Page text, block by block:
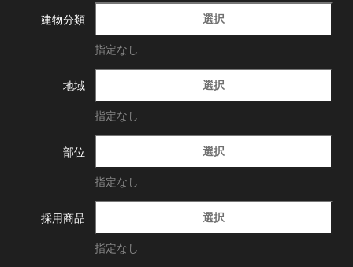
建物分類 選択
指定なし
地域 選択
指定なし
部位 選択
指定なし
採用商品 選択
指定なし